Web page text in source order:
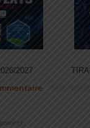
2027